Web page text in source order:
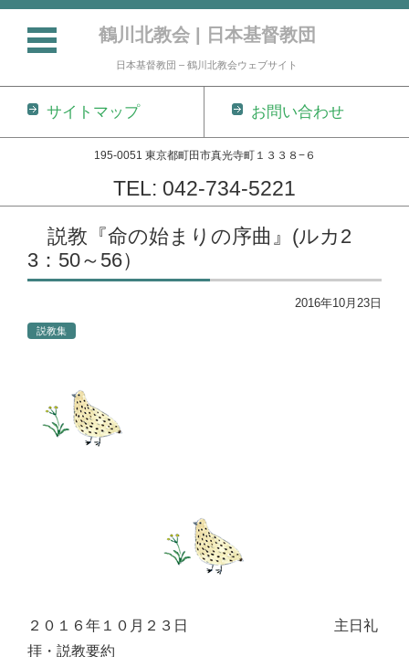
鶴川北教会 | 日本基督教団
日本基督教団 – 鶴川北教会ウェブサイト
サイトマップ お問い合わせ
195-0051 東京都町田市真光寺町１３３８−６
TEL: 042-734-5221
コンテンツに移動
説教『命の始まりの序曲』(ルカ2
3：50～56）
2016年10月23日
説教集
２０１６年１０月２３日 主日礼
拝・説教要約